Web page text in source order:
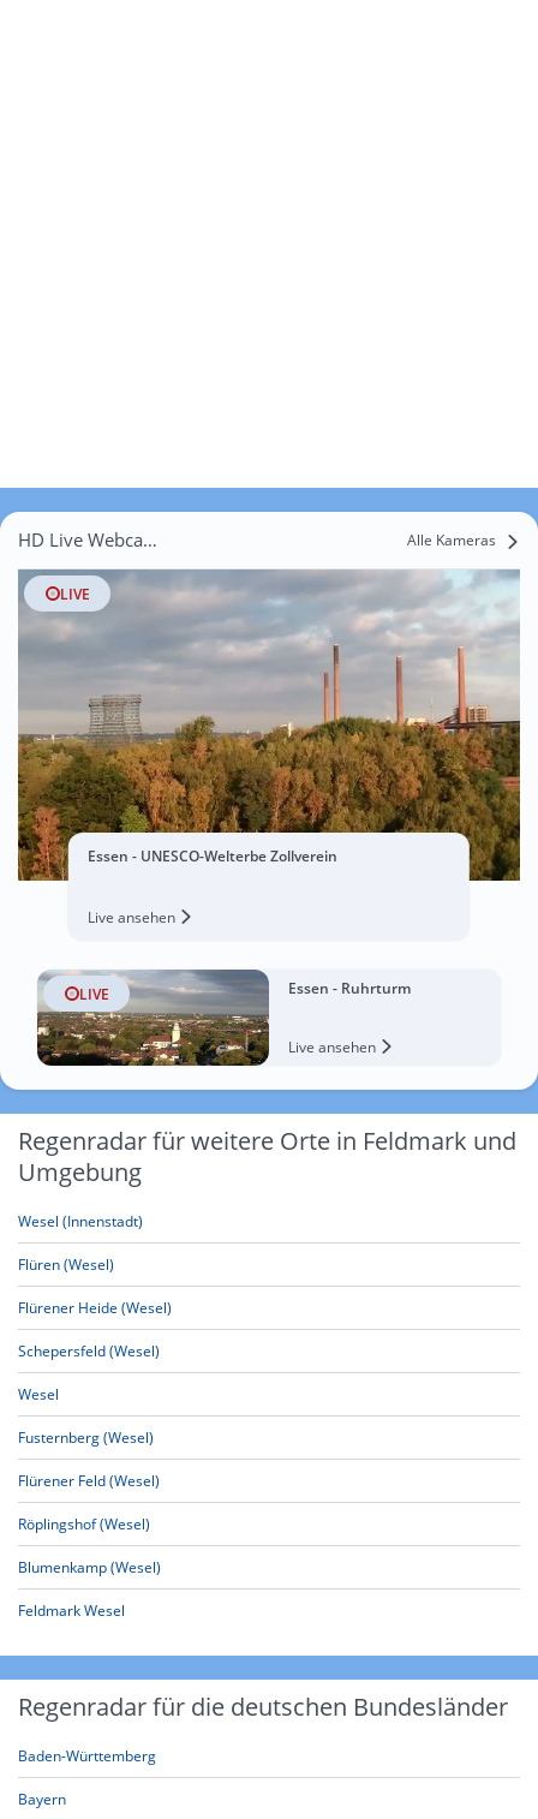
HD Live Webcams Feldmark Alle Kameras
LIVE
Essen - UNESCO-Welterbe Zollverein
Live ansehen
LIVE Essen - Ruhrturm
Live ansehen
Regenradar für weitere Orte in Feldmark und
Umgebung
Wesel (Innenstadt)
Flüren (Wesel)
Flürener Heide (Wesel)
Schepersfeld (Wesel)
Wesel
Fusternberg (Wesel)
Flürener Feld (Wesel)
Röplingshof (Wesel)
Blumenkamp (Wesel)
Feldmark Wesel
Regenradar für die deutschen Bundesländer
Baden-Württemberg
Bayern